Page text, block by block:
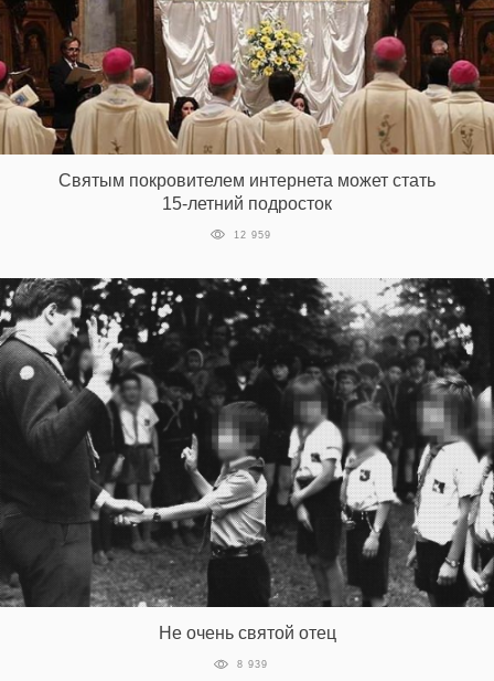
Святым покровителем интернета может стать
15-летний подросток
12 959
Не очень святой отец
8 939